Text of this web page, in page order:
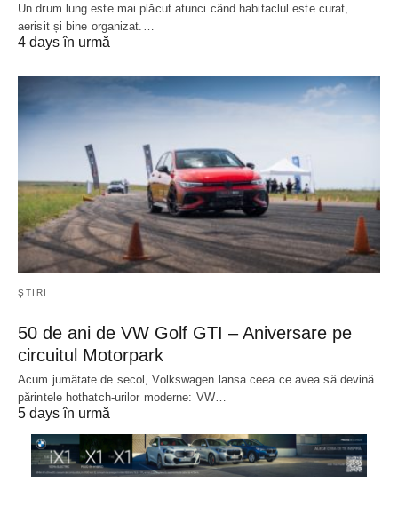
Un drum lung este mai plăcut atunci când habitaclul este curat,
aerisit și bine organizat.…
4 days în urmă
ȘTIRI
50 de ani de VW Golf GTI – Aniversare pe
circuitul Motorpark
Acum jumătate de secol, Volkswagen lansa ceea ce avea să devină
părintele hothatch-urilor moderne: VW…
5 days în urmă